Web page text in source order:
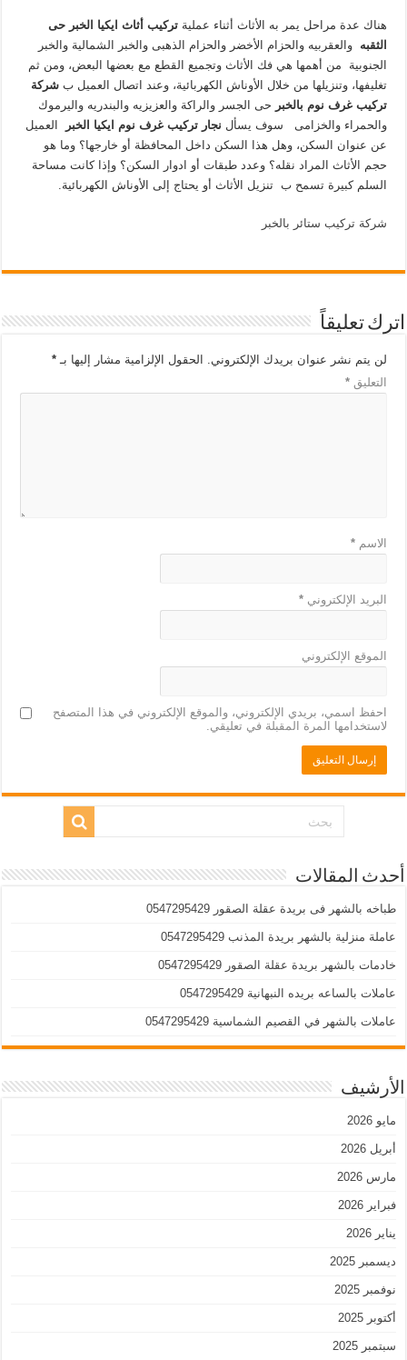
هناك عدة مراحل يمر به الأثاث أثناء عمليةتركيب أثاث ايكيا الخبرحى
الثقبه والعقربيه والحزام الأخضر والحزام الذهبى والخبر الشمالية والخبر
الجنوبية
من أهمها هي فك الأثاث وتجميع القطع مع بعضها البعض، ومن ثم
تغليفها، وتنزيلها من خلال الأوناش الكهربائية، وعند اتصال العميل بشركة
تركيب غرف نوم بالخبر حى الجسر والراكة والعزيزيه والبندريه واليرموك
والحمراء والخزامى
سوف يسأل نجار تركيب غرف نوم ايكيا الخبر
العميل
عن عنوان السكن، وهل هذا السكن داخل المحافظة أو خارجها؟ وما هو
حجم الأثاث المراد نقله؟ وعدد طبقات أو ادوار السكن؟ وإذا كانت مساحة
السلم كبيرة تسمح ب تنزيل الأثاث أو يحتاج إلى الأوناش الكهربائية.
شركة تركيب ستائر بالخبر
اترك تعليقاً
لن يتم نشر عنوان بريدك الإلكتروني. الحقول الإلزامية مشار إليها بـ*
التعليق*
الاسم*
البريد الإلكتروني*
الموقع الإلكتروني
احفظ اسمي، بريدي الإلكتروني، والموقع الإلكتروني في هذا المتصفح
لاستخدامها المرة المقبلة في تعليقي.
أحدث المقالات
طباخه بالشهر فى بريدة عقلة الصقور 0547295429
عاملة منزلية بالشهر بريدة المذنب 0547295429
خادمات بالشهر بريدة عقلة الصقور 0547295429
عاملات بالساعه بريده النبهانية 0547295429
عاملات بالشهر في القصيم الشماسية 0547295429
الأرشيف
مايو 2026
أبريل 2026
مارس 2026
فبراير 2026
يناير 2026
ديسمبر 2025
نوفمبر 2025
أكتوبر 2025
سبتمبر 2025